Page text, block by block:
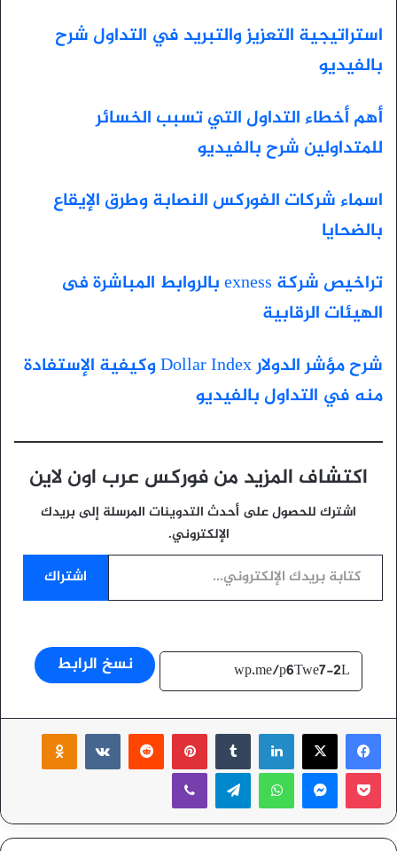
استراتيجية التعزيز والتبريد في التداول شرح
بالفيديو
أهم أخطاء التداول التي تسبب الخسائر
للمتداولين شرح بالفيديو
اسماء شركات الفوركس النصابة وطرق الإيقاع
بالضحايا
تراخيص شركة exness بالروابط المباشرة فى
الهيئات الرقابية
شرح مؤشر الدولار Dollar Index وكيفية الإستفادة
منه في التداول بالفيديو
اكتشاف المزيد من فوركس عرب اون لاين
اشترك للحصول على أحدث التدوينات المرسلة إلى بريدك
الإلكتروني.
كتابة بريدك الإلكتروني...
اشتراك
نسخ الرابط
فيسبوك
‫X لينكدإن بينتيريست
‫Pocketماسنجرواتسابتيلقرامڤايبر